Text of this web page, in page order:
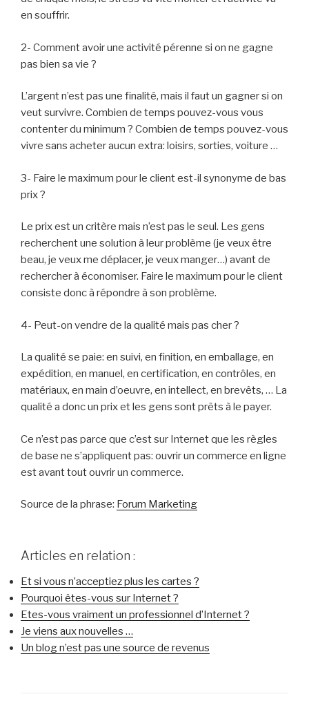
en souffrir.
2- Comment avoir une activité pérenne si on ne gagne
pas bien sa vie ?
L’argent n’est pas une finalité, mais il faut un gagner si on
veut survivre. Combien de temps pouvez-vous vous
contenter du minimum ? Combien de temps pouvez-vous
vivre sans acheter aucun extra: loisirs, sorties, voiture …
3- Faire le maximum pour le client est-il synonyme de bas
prix ?
Le prix est un critère mais n’est pas le seul. Les gens
recherchent une solution à leur problème (je veux être
beau, je veux me déplacer, je veux manger…) avant de
rechercher à économiser. Faire le maximum pour le client
consiste donc à répondre à son problème.
4- Peut-on vendre de la qualité mais pas cher ?
La qualité se paie: en suivi, en finition, en emballage, en
expédition, en manuel, en certification, en contrôles, en
matériaux, en main d’oeuvre, en intellect, en brevêts, … La
qualité a donc un prix et les gens sont prêts à le payer.
Ce n’est pas parce que c’est sur Internet que les règles
de base ne s’appliquent pas: ouvrir un commerce en ligne
est avant tout ouvrir un commerce.
Source de la phrase: Forum Marketing
Articles en relation :
Et si vous n’acceptiez plus les cartes ?
Pourquoi êtes-vous sur Internet ?
Etes-vous vraiment un professionnel d’Internet ?
Je viens aux nouvelles …
Un blog n’est pas une source de revenus